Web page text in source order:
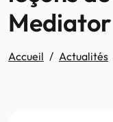
Mediator
Accueil Actualités